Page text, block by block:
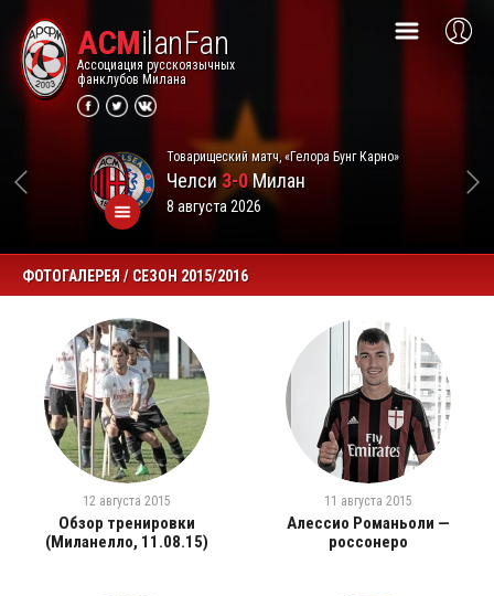
ACMilanFan
Ассоциация русскоязычных
фанклубов Милана
Товарищеский матч, «Гелора Бунг Карно»
Челси3-0Милан
8 августа 2026
ФОТОГАЛЕРЕЯ / СЕЗОН 2015/2016
12 августа 2015
Обзор тренировки
(Миланелло, 11.08.15)
11 августа 2015
Алессио Романьоли —
россонеро